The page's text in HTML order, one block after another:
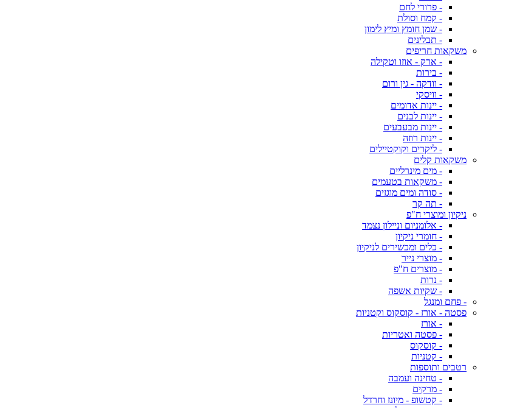
- פרורי לחם
- קמח וסולת
- שמן חומץ ומיץ לימון
- תבלינים
משקאות חריפים
- ארק - אוזו וטקילה
- בירות
- וודקה - גין ורום
- וויסקי
- יינות אדומים
- יינות לבנים
- יינות מבעבעים
- יינות רוזה
- ליקרים וקוקטיילים
משקאות קלים
- מים מינרליים
- משקאות בטעמים
- סודה ומים מוגזים
- תה קר
ניקיון ומוצרי ח"פ
- אלומניום וניילון נצמד
- חומרי ניקיון
- כלים ומכשירים לניקיון
- מוצרי נייר
- מוצרים ח"פ
- נרות
- שקיות אשפה
- פחם ומנגל
פסטה - אורז - קוסקוס וקטניות
- אורז
- פסטה ואטריות
- קוסקוס
- קטניות
רטבים ותוספות
- טחינה ועמבה
- מרקים
- קטשופ - מיונז וחרדל